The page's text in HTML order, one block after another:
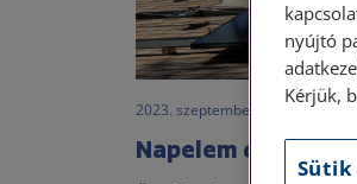
2023. szeptember 26. •
Napelem csere
nyújtó
Kérjük,